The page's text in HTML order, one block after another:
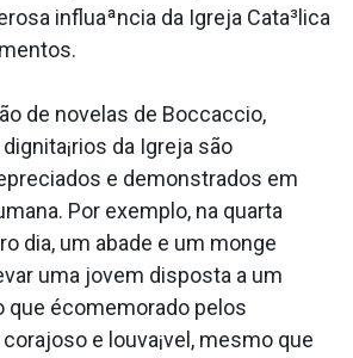
influaªncia da Igreja Cata³lica
de novelas de Boccaccio,
da Igreja são
e demonstrados em
Por exemplo, na quarta
dia, um abade e um monge
uma jovem disposta a um
que écomemorado pelos
e louva¡vel, mesmo que